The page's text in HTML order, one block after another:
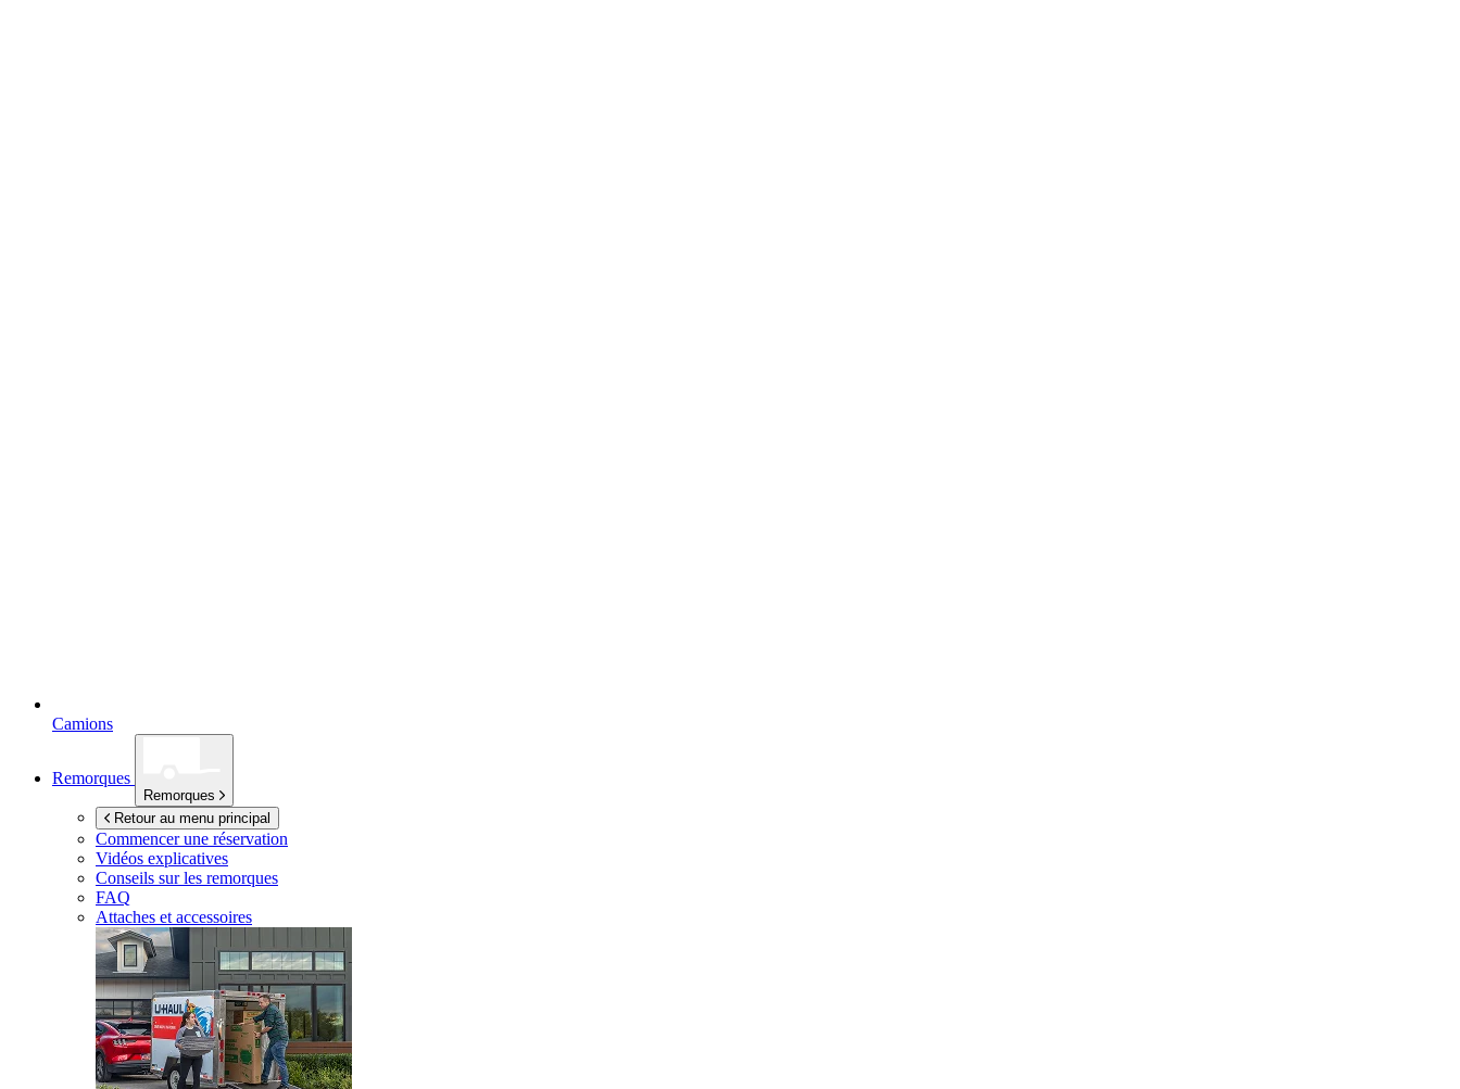
Camions
Remorques
Remorques
Retour au menu principal
Commencer une réservation
Vidéos explicatives
Conseils sur les remorques
FAQ
Attaches et accessoires